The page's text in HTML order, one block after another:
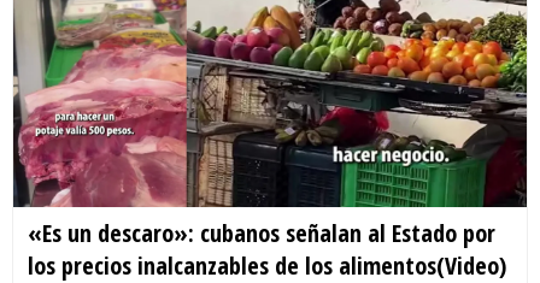
«Es un descaro»: cubanos señalan al Estado por
los precios inalcanzables de los alimentos(Video)